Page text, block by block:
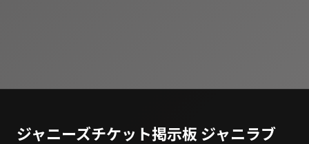
ジャニーズチケット掲示板 ジャニラブ